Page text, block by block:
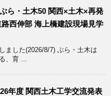
ら・土木50 関西×土木×再発
西伸部 海上橋建設現場見学
ました(2026/8/7) ぶら・土木は
、育 ...
年度 関西土木工学交流発表